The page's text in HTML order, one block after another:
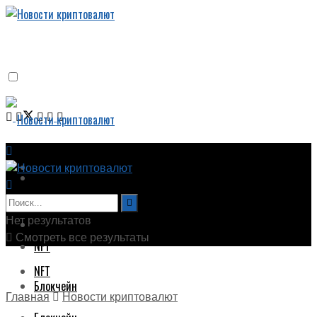
Новости криптовалют
Биткоин
NFT
Блокчейн
Новости криптовалют
Биткоин
NFT
Нет результатов
Смотреть все результаты
Главная Новости криптовалют